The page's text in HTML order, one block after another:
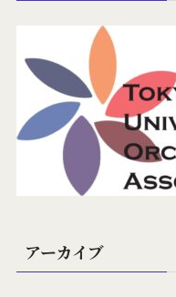
アーカイブ